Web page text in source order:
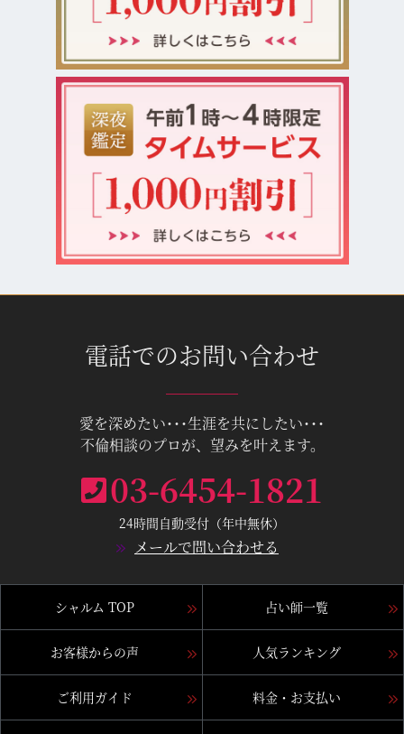
電話でのお問い合わせ
愛を深めたい･･･生涯を共にしたい･･･
不倫相談のプロが、望みを叶えます。
03-6454-1821
24時間自動受付（年中無休）
メールで問い合わせる
シャルム TOP 占い師一覧
お客様からの声 人気ランキング
ご利用ガイド 料金・お支払い